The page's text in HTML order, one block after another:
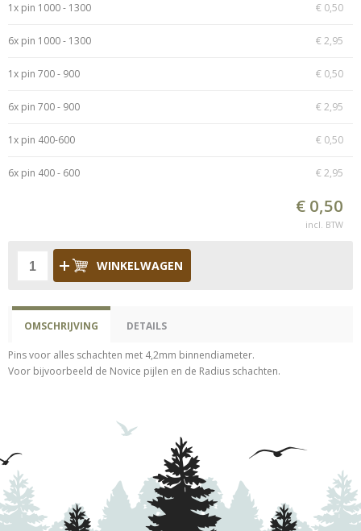
1x pin 1000 - 1300 € 0,50
6x pin 1000 - 1300 € 2,95
1x pin 700 - 900 € 0,50
6x pin 700 - 900 € 2,95
1x pin 400-600 € 0,50
6x pin 400 - 600 € 2,95
€ 0,50
incl. BTW
WINKELWAGEN
OMSCHRIJVING DETAILS
Pins voor alles schachten met 4,2mm binnendiameter.
Voor bijvoorbeeld de Novice pijlen en de Radius schachten.